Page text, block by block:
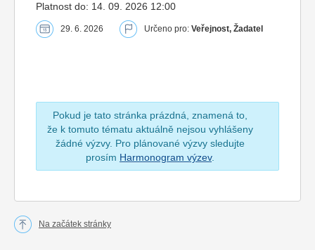
Platnost do: 14. 09. 2026 12:00
29. 6. 2026 Určeno pro: Veřejnost, Žadatel
Pokud je tato stránka prázdná, znamená to,
že k tomuto tématu aktuálně nejsou vyhlášeny
žádné výzvy. Pro plánované výzvy sledujte
prosím Harmonogram výzev.
Na začátek stránky